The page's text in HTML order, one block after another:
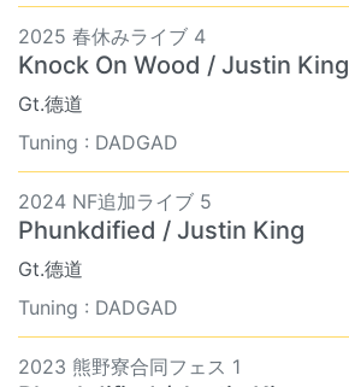
2025 春休みライブ 4
Knock On Wood / Justin King
Gt.德道
Tuning : DADGAD
2024 NF追加ライブ 5
Phunkdified / Justin King
Gt.德道
Tuning : DADGAD
2023 熊野寮合同フェス 1